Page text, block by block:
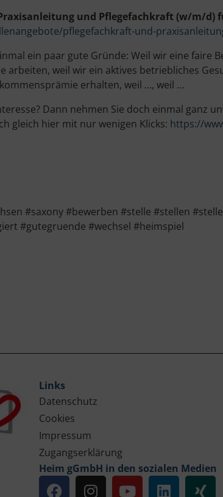
und Pflegefach­kraft (w/m/d)
pflegefachkraft-und-
ein paar gute Gründe: Weil wir eine faire
weil wir ein aktives betriebliches
erhalten, weil …, weil …
Dann nehmen Sie doch einmal ganz
gleich hier mit nur wenigen Klicks: https://
#saxony #bewerben #stelle #stellen
#gutegruende #wechsel #heimspiel
Links
Datenschutz
Cookies
Impressum
Zugangserklärung
Heim gGmbH in den sozialen Medien